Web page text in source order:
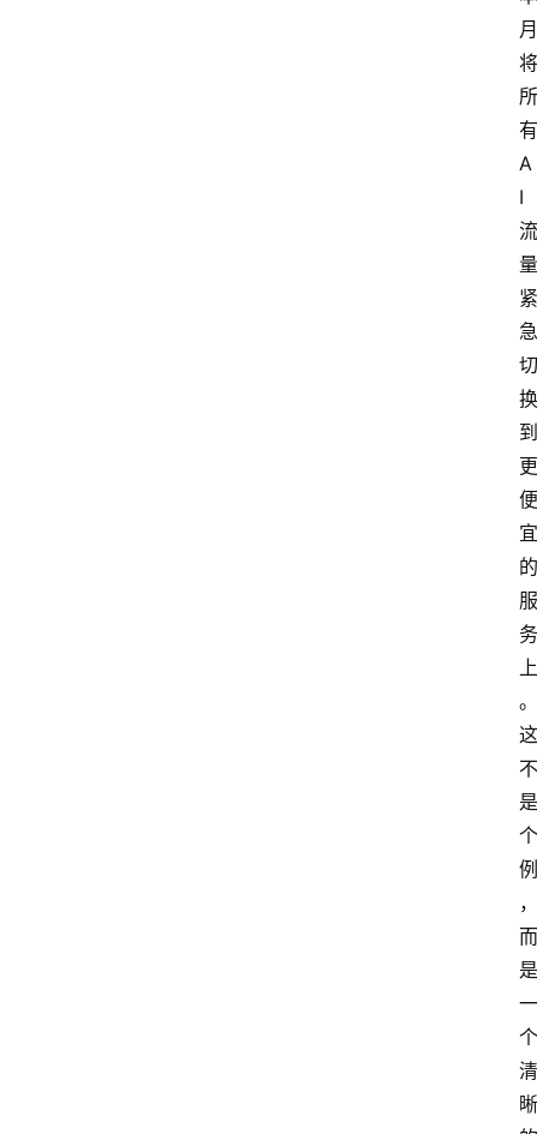
月
将
所
有
A
I
流
量
紧
急
切
换
到
更
便
宜
的
服
务
上
。
这
不
是
个
例
，
而
是
一
个
清
晰